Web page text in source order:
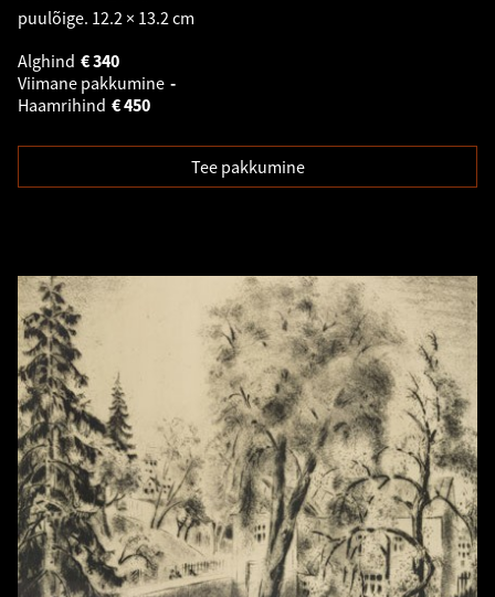
puulõige. 12.2 × 13.2 cm
Alghind
340
€
Viimane pakkumine -
Haamrihind
450
€
Tee pakkumine